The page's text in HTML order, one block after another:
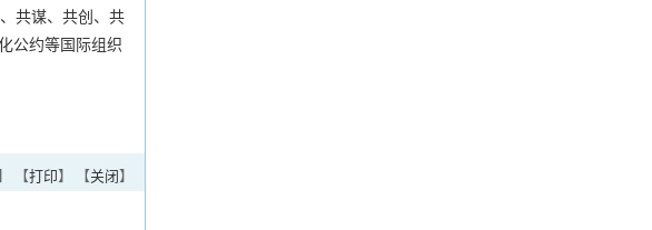
共谋、共创、共
公约等国际组织
【打印】 【关闭 】